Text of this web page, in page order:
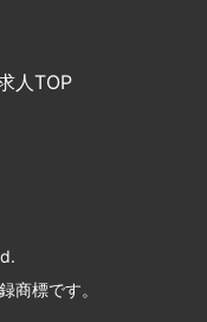
人TOP
商標です。